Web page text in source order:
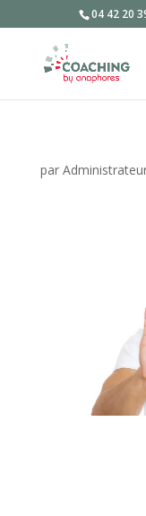
04 42 20
par